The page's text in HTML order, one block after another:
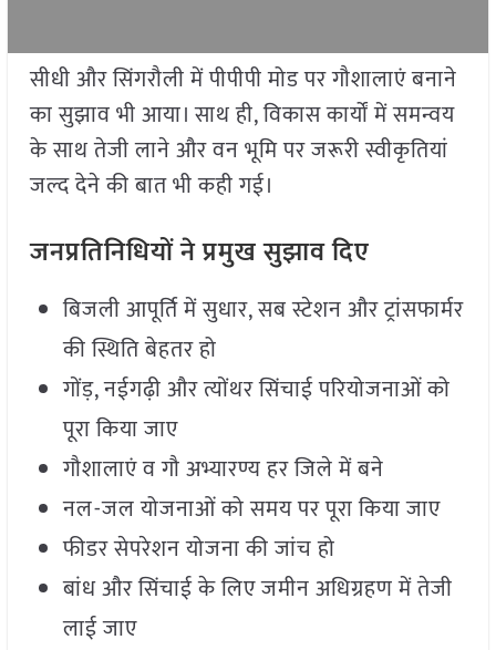
सीधी और सिंगरौली में पीपीपी मोड पर गौशालाएं बनाने
का सुझाव भी आया। साथ ही, विकास कार्यों में समन्वय
के साथ तेजी लाने और वन भूमि पर जरूरी स्वीकृतियां
जल्द देने की बात भी कही गई।
जनप्रतिनिधियों ने प्रमुख सुझाव दिए
बिजली आपूर्ति में सुधार, सब स्टेशन और ट्रांसफार्मर
की स्थिति बेहतर हो
गोंड़, नईगढ़ी और त्योंथर सिंचाई परियोजनाओं को
पूरा किया जाए
गौशालाएं व गौ अभ्यारण्य हर जिले में बने
नल-जल योजनाओं को समय पर पूरा किया जाए
फीडर सेपरेशन योजना की जांच हो
बांध और सिंचाई के लिए जमीन अधिग्रहण में तेजी
लाई जाए